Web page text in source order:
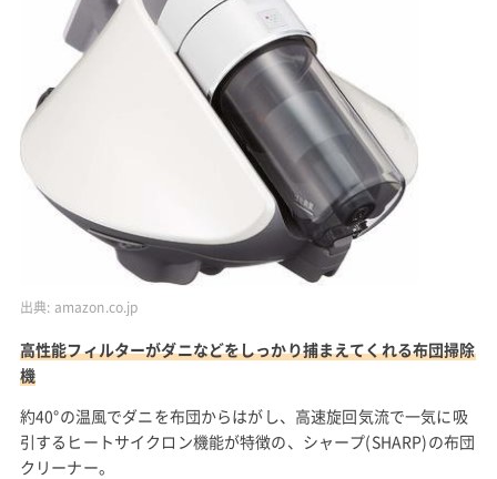
出典: amazon.co.jp
高性能フィルターがダニなどをしっかり捕まえてくれる布団掃除
機
約40°の温風でダニを布団からはがし、高速旋回気流で一気に吸
引するヒートサイクロン機能が特徴の、シャープ(SHARP)の布団
クリーナー。